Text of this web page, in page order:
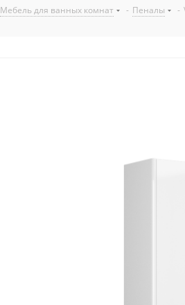
Мебель для ванных комнат - Пеналы -